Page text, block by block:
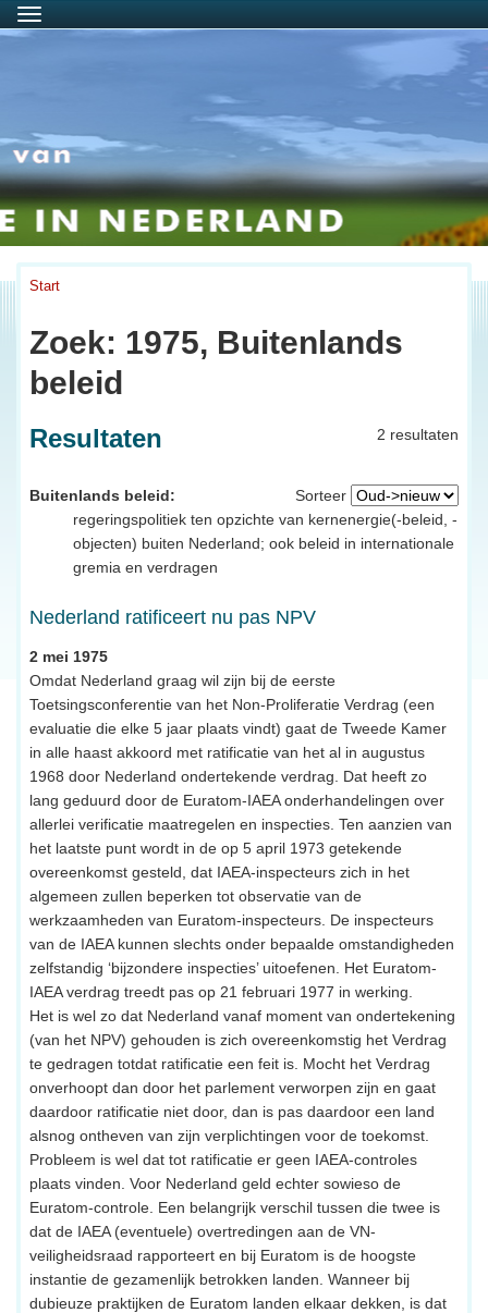
Menu
Start
Zoek: 1975, Buitenlands
beleid
2 resultaten
Resultaten
Sorteer
Buitenlands beleid:
regeringspolitiek ten opzichte van kernenergie(-beleid, -
objecten) buiten Nederland; ook beleid in internationale
gremia en verdragen
Nederland ratificeert nu pas NPV
2 mei 1975
Omdat Nederland graag wil zijn bij de eerste
Toetsingsconferentie van het Non-Proliferatie Verdrag (een
evaluatie die elke 5 jaar plaats vindt) gaat de Tweede Kamer
in alle haast akkoord met ratificatie van het al in augustus
1968 door Nederland ondertekende verdrag. Dat heeft zo
lang geduurd door de Euratom-IAEA onderhandelingen over
allerlei verificatie maatregelen en inspecties. Ten aanzien van
het laatste punt wordt in de op 5 april 1973 getekende
overeenkomst gesteld, dat IAEA-inspecteurs zich in het
algemeen zullen beperken tot observatie van de
werkzaamheden van Euratom-inspecteurs. De inspecteurs
van de IAEA kunnen slechts onder bepaalde omstandigheden
zelfstandig ‘bijzondere inspecties’ uitoefenen. Het Euratom-
IAEA verdrag treedt pas op 21 februari 1977 in werking.
Het is wel zo dat Nederland vanaf moment van ondertekening
(van het NPV) gehouden is zich overeenkomstig het Verdrag
te gedragen totdat ratificatie een feit is. Mocht het Verdrag
onverhoopt dan door het parlement verworpen zijn en gaat
daardoor ratificatie niet door, dan is pas daardoor een land
alsnog ontheven van zijn verplichtingen voor de toekomst.
Probleem is wel dat tot ratificatie er geen IAEA-controles
plaats vinden. Voor Nederland geld echter sowieso de
Euratom-controle. Een belangrijk verschil tussen die twee is
dat de IAEA (eventuele) overtredingen aan de VN-
veiligheidsraad rapporteert en bij Euratom is de hoogste
instantie de gezamenlijk betrokken landen. Wanneer bij
dubieuze praktijken de Euratom landen elkaar dekken, is dat